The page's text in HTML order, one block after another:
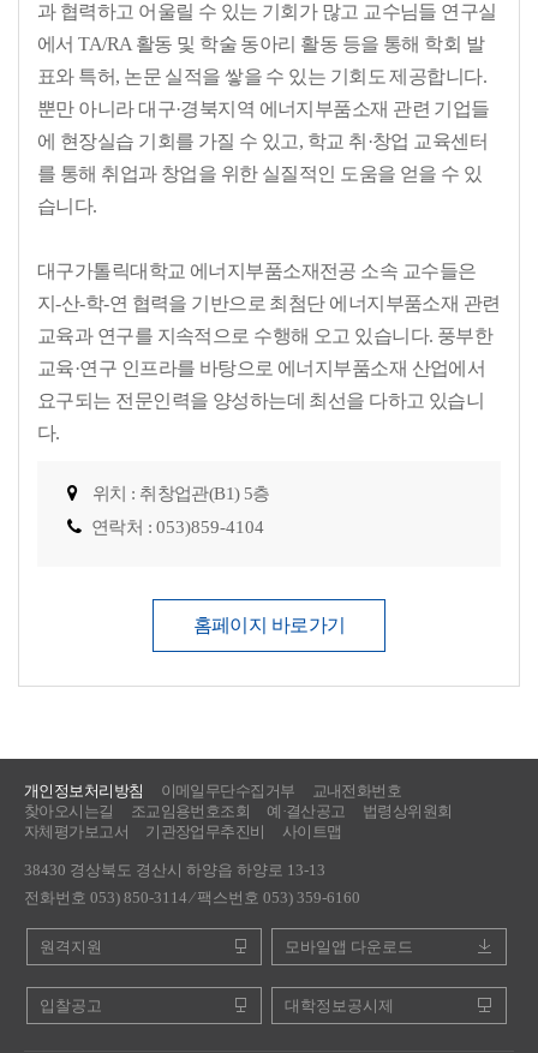
과 협력하고 어울릴 수 있는 기회가 많고 교수님들 연구실
에서 TA/RA 활동 및 학술 동아리 활동 등을 통해 학회 발
표와 특허, 논문 실적을 쌓을 수 있는 기회도 제공합니다.
뿐만 아니라 대구·경북지역 에너지부품소재 관련 기업들
에 현장실습 기회를 가질 수 있고, 학교 취·창업 교육센터
를 통해 취업과 창업을 위한 실질적인 도움을 얻을 수 있
습니다.
대구가톨릭대학교 에너지부품소재전공 소속 교수들은
지-산-학-연 협력을 기반으로 최첨단 에너지부품소재 관련
교육과 연구를 지속적으로 수행해 오고 있습니다. 풍부한
교육·연구 인프라를 바탕으로 에너지부품소재 산업에서
요구되는 전문인력을 양성하는데 최선을 다하고 있습니
다.
위치 : 취창업관(B1) 5층
연락처 : 053)859-4104
홈페이지 바로가기
개인정보처리방침 이메일무단수집거부
교내전화번호
찾아오시는길
조교임용번호조회 예·결산공고
법령상위원회
자체평가보고서
기관장업무추진비 사이트맵
38430 경상북도 경산시 하양읍 하양로 13-13
전화번호 053) 850-3114 ⁄ 팩스번호 053) 359-6160
원격지원 모바일앱 다운로드
입찰공고 대학정보공시제